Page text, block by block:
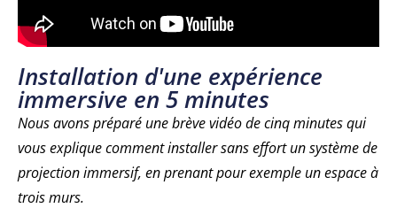
Installation d'une expérience
immersive en 5 minutes
Nous avons préparé une brève vidéo de cinq minutes qui
vous explique comment installer sans effort un système de
projection immersif, en prenant pour exemple un espace à
trois murs.